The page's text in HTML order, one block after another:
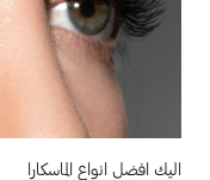
اليك افضل انواع الماسكارا